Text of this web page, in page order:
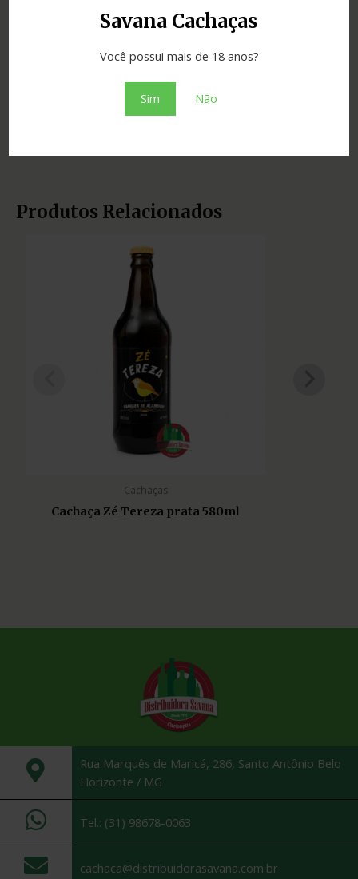
Savana Cachaças
Você possui mais de 18 anos?
Sim Não
1 a 3 anos
Minas Gerais
Produtos Relacionados
Cachaças
Cachaça Zé Tereza prata 580ml
Rua Marquês de Maricá, 286, Santo Antônio Belo
Horizonte / MG
Tel.: (31) 98678-0063
cachaca@distribuidorasavana.com.br